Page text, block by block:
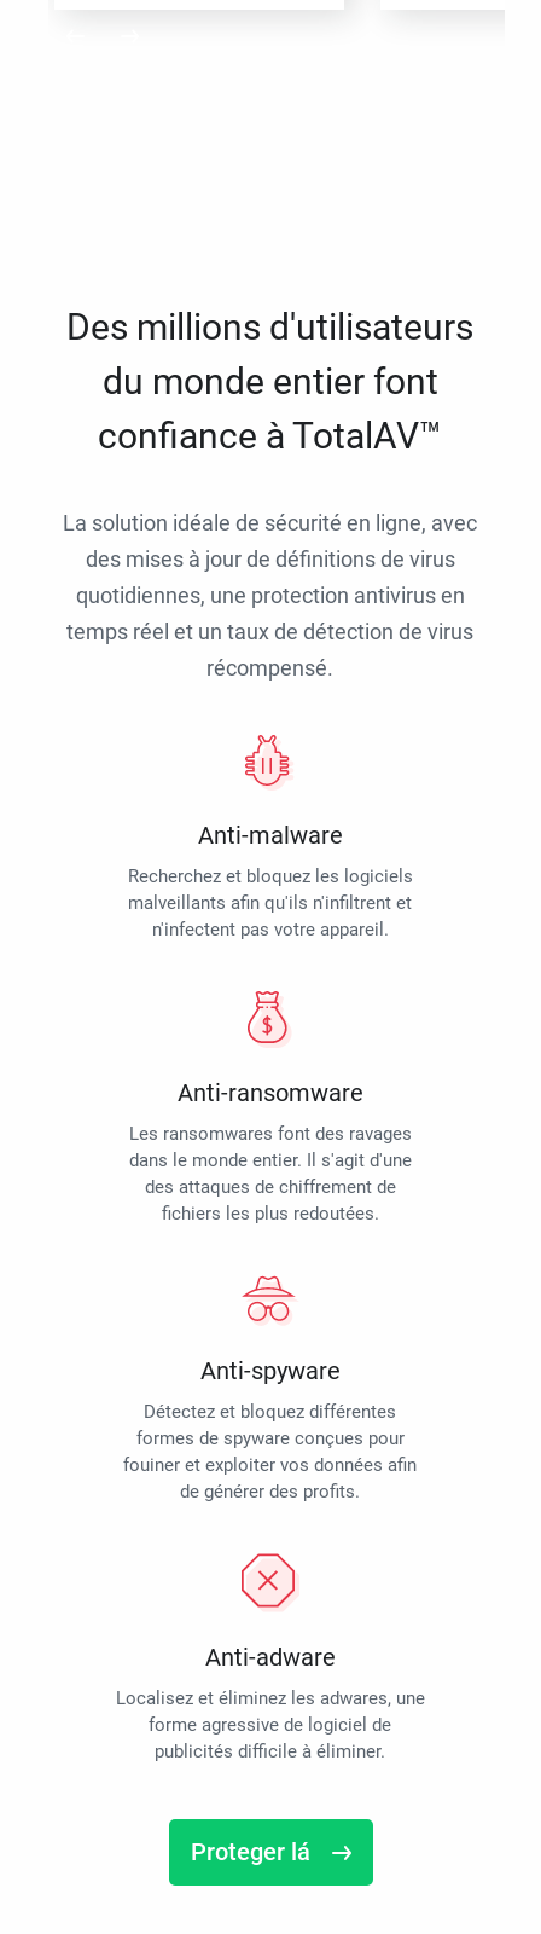
Des millions d'utilisateurs
du monde entier font
confiance à TotalAV™
La solution idéale de sécurité en ligne, avec
des mises à jour de définitions de virus
quotidiennes, une protection antivirus en
temps réel et un taux de détection de virus
récompensé.
Anti-malware
Recherchez et bloquez les logiciels
malveillants afin qu'ils n'infiltrent et
n'infectent pas votre appareil.
Anti-ransomware
Les ransomwares font des ravages
dans le monde entier. Il s'agit d'une
des attaques de chiffrement de
fichiers les plus redoutées.
Anti-spyware
Détectez et bloquez différentes
formes de spyware conçues pour
fouiner et exploiter vos données afin
de générer des profits.
Anti-adware
Localisez et éliminez les adwares, une
forme agressive de logiciel de
publicités difficile à éliminer.
Proteger lá